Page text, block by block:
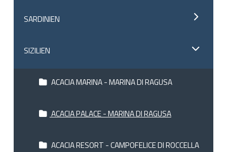
SARDINIEN
SIZILIEN
ACACIA MARINA - MARINA DI RAGUSA
ACACIA PALACE - MARINA DI RAGUSA
ACACIA RESORT - CAMPOFELICE DI ROCCELLA